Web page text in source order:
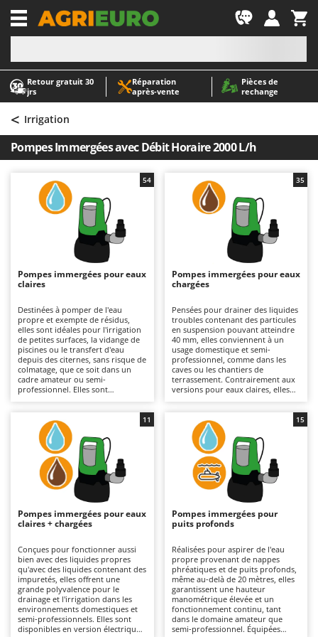
Retour gratuit 30
jrs
Réparation
après‑vente
Pièces de
rechange
-1
A
Abris de jardin
Accessoires pour tracteurs tondeuses autoportés
Aérateurs Scarificateurs pour gazon
Arracheuses de pommes de terre pour tracteur
Aspirateurs - Balais Électriques
Aspirateurs à cendres
Aspirateurs à feuilles sur roues
Aspirateurs de piscine
Aspirateurs Multifonctions
Atomiseurs agricoles pour tracteurs
Atomiseurs pour traitements
Autolaveuses
Autres produits
B
Balayeuses
Bancs de scie pour le bois - Scies à bûches
Barbecues
Bennes pour tracteur
Brosses pour sols extérieurs
Brouettes à moteur
Broyeurs à axe horizontal pour tracteur
Butteurs pour tracteur
C
Chargeurs de batterie - Démarreurs
Charrues pour tracteur
A
AgriEuro Premium
AgriEuro TOP-LINE
AGT
Aima
Airmec
ALA 2000
Alpina
Ama
Ambrogio Robot
Annovi Reverberi
ANTHBOT
Archman
Ardes
Argo
Ariete
Attila
Ausonia
Awelco
B
Baesso
Bahco
< Irrigation
Pompes Immergées avec Débit Horaire 2000 L/h
Pompes immergées pour eaux
claires
Destinées à pomper de l'eau
propre et exempte de résidus,
elles sont idéales pour l'irrigation
de petites surfaces, la vidange de
piscines ou le transfert d'eau
depuis des citernes, sans risque de
colmatage, que ce soit dans un
cadre amateur ou semi-
professionnel. Elles sont
électrique nécessaire au
fonctionnement) qu'en version à
batterie rechargeable, ce qui offre
une plus grande liberté
d'utilisation et une autonomie
prolongée grâce au remplacement
de la batterie déchargée. Modèles
en acier inoxydable disponibles
pour une meilleure résistance à la
corrosion. Pour maintenir leur
efficacité, il est important de
contrôler la roue et les passages
batterie, il est recommandé de
gérer correctement la charge
pendant les périodes
d'inutilisation.
54
Pompes immergées pour eaux
chargées
Pensées pour drainer des liquides
troubles contenant des particules
en suspension pouvant atteindre
40 mm, elles conviennent à un
usage domestique et semi-
professionnel, comme dans les
caves ou les chantiers de
terrassement. Contrairement aux
versions pour eaux claires, elles
fonctionnement. Elles sont
disponibles aussi bien en version
monophasée, qui nécessite un
raccordement au réseau
électrique, qu'en version à
batterie rechargeable, utile pour
travailler en l'absence de courant
et avec une autonomie extensible
grâce à une batterie de rechange.
Certains modèles dotés d'une
structure en acier inox
garantissent une plus grande
contrôler et de nettoyer la turbine
et les passages internes, ainsi que
de maintenir la batterie chargée
lorsqu'elle n'est pas utilisée.
35
Pompes immergées pour eaux
claires + chargées
Conçues pour fonctionner aussi
bien avec des liquides propres
qu'avec des liquides contenant des
impuretés, elles offrent une
grande polyvalence pour le
drainage et l'irrigation dans les
environnements domestiques et
semi-professionnels. Elles sont
disponibles en version électrique
11
Pompes immergées pour
puits profonds
Réalisées pour aspirer de l'eau
propre provenant de nappes
phréatiques et de puits profonds,
même au-delà de 20 mètres, elles
garantissent une hauteur
manométrique élevée et un
fonctionnement continu, tant
dans le domaine amateur que
semi-professionnel. Équipées
15